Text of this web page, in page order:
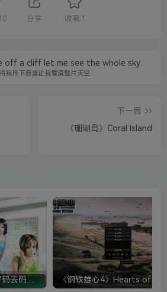
10 分享 收藏 1
off a cliff let me see the whole sky.
我推下悬崖让我看清整片天空
下一篇
《珊瑚岛》Coral Island
电车之狼R中文汉化解码去码硬盘完整破解版+MOD特典+全CG存档+攻略|修复卡顿